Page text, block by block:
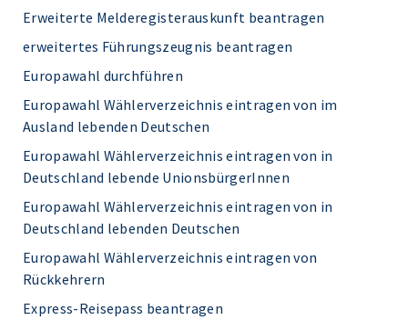
Erweiterte Melderegisterauskunft beantragen
erweitertes Führungszeugnis beantragen
Europawahl durchführen
Europawahl Wählerverzeichnis eintragen von im
Ausland lebenden Deutschen
Europawahl Wählerverzeichnis eintragen von in
Deutschland lebende UnionsbürgerInnen
Europawahl Wählerverzeichnis eintragen von in
Deutschland lebenden Deutschen
Europawahl Wählerverzeichnis eintragen von
Rückkehrern
Express-Reisepass beantragen